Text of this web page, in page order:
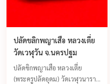
ปลัดขลิกพญาเสือ หลวงเตี่ย
วัดเวฬุวัน จ.นครปฐม
ปลัดขิกพญาเสือ หลวงเตี่ย
(พระครูปลัดอุดม) วัดเวฬุวนาราม